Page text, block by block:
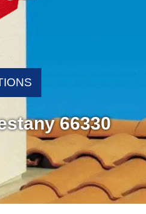
66330